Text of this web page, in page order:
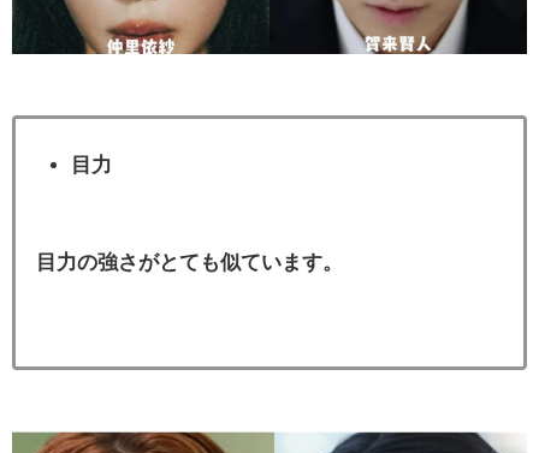
目力
目力の強さがとても似ています。